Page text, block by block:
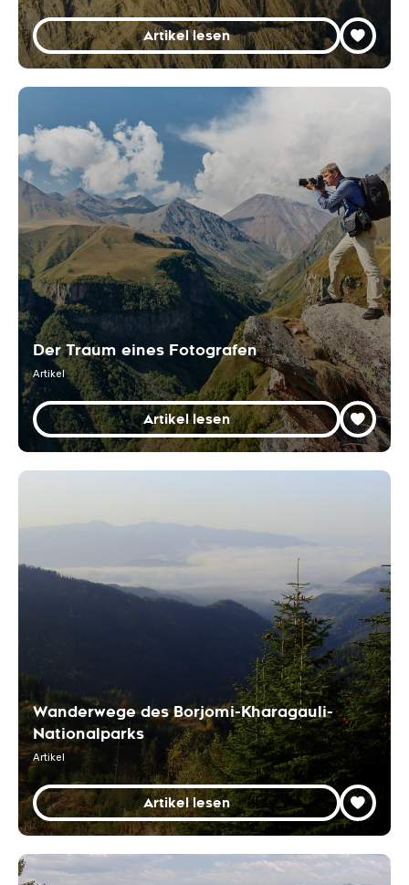
Artikel lesen
Der Traum eines Fotografen
Artikel
Artikel lesen
Wanderwege des Borjomi-Kharagauli-
Nationalparks
Artikel
Artikel lesen